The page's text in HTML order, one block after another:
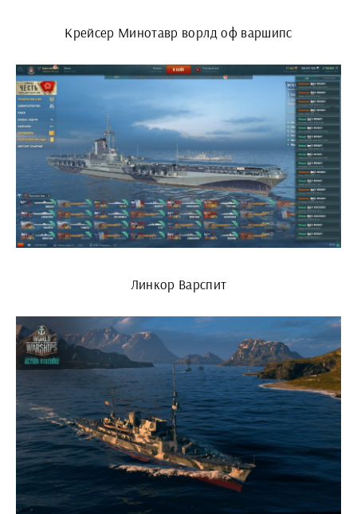
Крейсер Минотавр ворлд оф варшипс
Линкор Варспит